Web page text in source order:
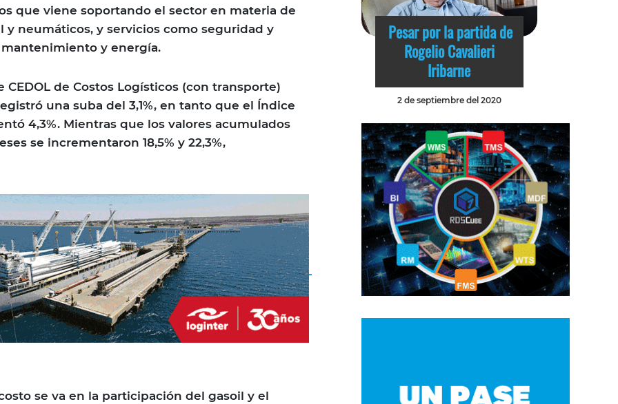
que viene soportando el sector en materia de
y neumáticos, y servicios como seguridad y
y energía.
CEDOL de Costos Logísticos (con transporte)
una suba del 3,1%, en tanto que el Índice
4,3%. Mientras que los valores acumulados
se incrementaron 18,5% y 22,3%,
se va en la participación del gasoil y el
Pesar por la partida de
Rogelio Cavalieri
Iribarne
2 de septiembre del 2020